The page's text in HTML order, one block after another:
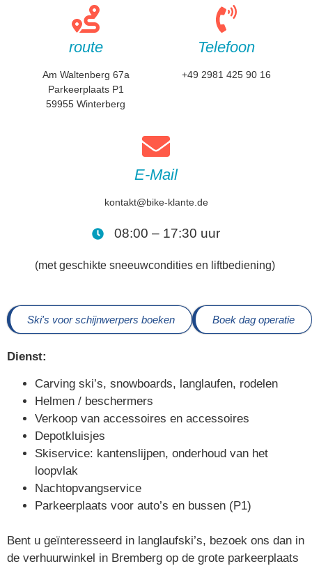
route
Am Waltenberg 67a
Parkeerplaats P1
59955 Winterberg
Telefoon
+49 2981 425 90 16
E-Mail
kontakt@bike-klante.de
08:00 – 17:30 uur
(met geschikte sneeuwcondities en liftbediening)
Ski's voor schijnwerpers boeken Boek dag operatie
Dienst:
Carving ski’s, snowboards, langlaufen, rodelen
Helmen / beschermers
Verkoop van accessoires en accessoires
Depotkluisjes
Skiservice: kantenslijpen, onderhoud van het
loopvlak
Nachtopvangservice
Parkeerplaats voor auto’s en bussen (P1)
Bent u geïnteresseerd in langlaufski’s, bezoek ons ​​dan in
de verhuurwinkel in Bremberg op de grote parkeerplaats